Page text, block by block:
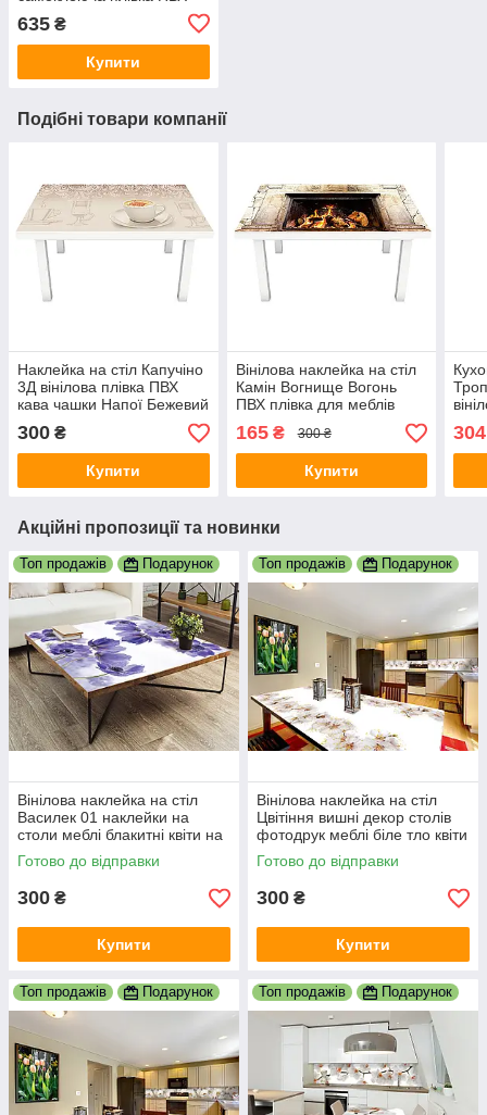
скіналі каву квіти Бежева
600х2500 мм
635 ₴
Купити
Подібні товари компанії
Наклейка на стіл Капучіно
3Д вінілова плівка ПВХ
кава чашки Напої Бежевий
600х1200 мм
300 ₴
Купити
Вінілова наклейка на стіл
Камін Вогнище Вогонь
ПВХ плівка для меблів
квіти абстракція 600*1200
мм д
165₴ 300 ₴
Купити
304
Акційні пропозиції та новинки
Топ продажів Подарунок
Вінілова наклейка на стіл
Василек 01 наклейки на
столи меблі блакитні квіти на
білому тлі 600х1200 мм
Готово до відправки
300 ₴
Купити
Топ продажів Подарунок
Вінілова наклейка на стіл
Цвітіння вишні декор столів
фотодрук меблі біле тло квіти
сакура 600х1200 мм
Готово до відправки
300 ₴
Купити
Топ продажів Подарунок Топ продажів Подарунок